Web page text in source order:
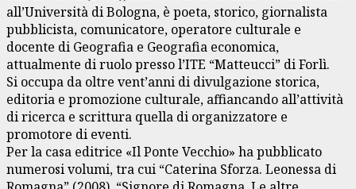
all’Università di Bologna, è poeta, storico, giornalista
pubblicista, comunicatore, operatore culturale e
docente di Geografia e Geografia economica,
attualmente di ruolo presso l’ITE “Matteucci” di Forlì.
Si occupa da oltre vent’anni di divulgazione storica,
editoria e promozione culturale, affiancando all’attività
di ricerca e scrittura quella di organizzatore e
promotore di eventi.
Per la casa editrice «Il Ponte Vecchio» ha pubblicato
numerosi volumi, tra cui “Caterina Sforza. Leonessa di